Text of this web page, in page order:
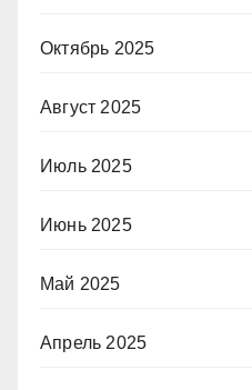
Октябрь 2025
Август 2025
Июль 2025
Июнь 2025
Май 2025
Апрель 2025